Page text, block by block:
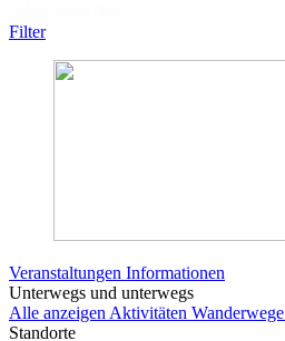
Filter
Veranstaltungen Informationen
Unterwegs und unterwegs
Alle anzeigen Aktivitäten Wanderwege
Standorte